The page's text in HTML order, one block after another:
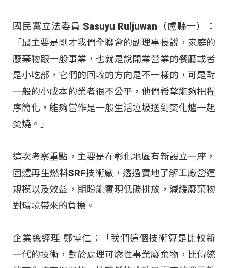
國民黨立法委員 Sasuyu Ruljuwan（盧縣一）：
「最主要是剛才我們全聯會的副理事長說，家庭的
廢棄物跟一般事業，也就是說開業營業的餐廳或者
是小吃部，它們的回收的方向是不一樣的，可是對
一般的小成本的業者很不公平，他們希望能夠把程
序簡化，能夠當作是一般生活垃圾送到焚化爐一起
焚燒。」
這次考察重點，主要是在彰化地區有新設立一座，
固體再生燃料SRF技術廠，透過實地了解工廠營運
規模以及效益，期盼能實現低碳排放，減緩廢棄物
對環境帶來的負擔。
企業總經理 鄭博仁：「我們這個技術算是比較新
一代的技術，對於處理可燃性事業廢棄物，比傳統